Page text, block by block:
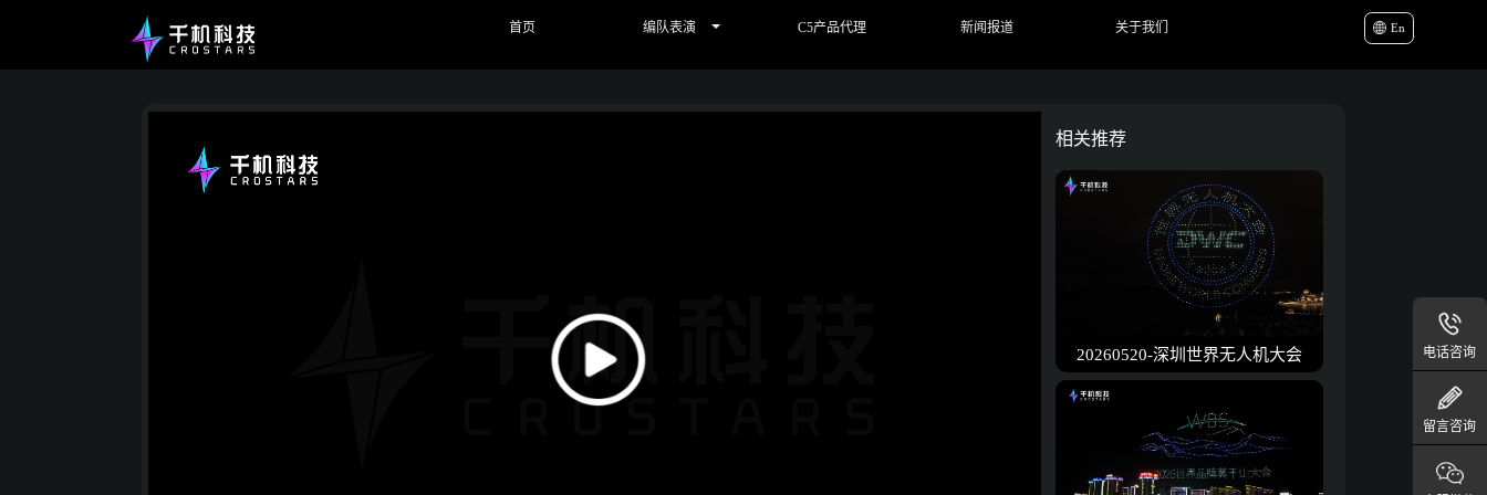
电话咨询
留言咨询
首页 编队表演 C5产品代理 新闻报道 关于我们 En
Play
相关推荐
20260520-深圳世界无人机大会